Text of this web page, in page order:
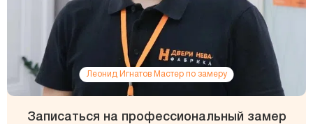
Леонид Игнатов Мастер по замеру
Записаться на профессиональный замер